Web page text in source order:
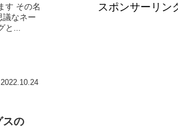
す その名
なネー
...
2022.10.24
スの
スポンサーリン